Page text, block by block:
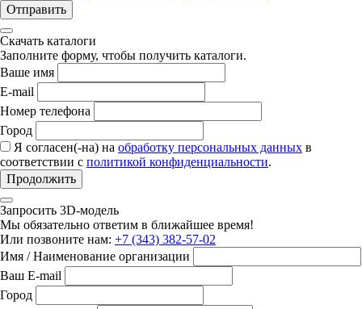
Отправить
Скачать каталоги
Заполните форму, чтобы получить каталоги.
Ваше имя
E-mail
Номер телефона
Город
Я согласен(-на) на обработку персональных данных в
соответствии с политикой конфиденциальности.
Продолжить
Запросить 3D-модель
Мы обязательно ответим в ближайшее время!
Или позвоните нам: +7 (343) 382-57-02
Имя / Наименование организации
Ваш E-mail
Город